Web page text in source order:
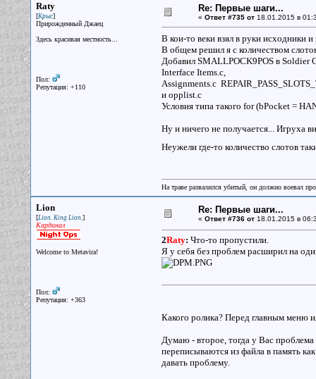
Raty
[Крыс]
Прирожденный Джаец
Здесь красивая местность...
Пол:
Репутация: +110
Re: Первые шаги...
« Ответ #735 от18.01.2015 в
В кои-то веки взял в руки исходники и
В общем решил я с количеством
Добавил SMALLPOCK9POS в Soldier
Interface Items.c,
Assignments.c
и opplist.c
Условия типа такого for (bPocket =
Ну и ничего не получается... Игруха
Неужели где-то количество слотов
На траве развалился убитый, он должно воевал
Lion
[Lion. King Lion.]
Кардинал
Welcome to Metavira!
Пол:
Репутация: +363
Re: Первые шаги...
« Ответ #736 от18.01.2015 в
2Raty: Что-то пропустили.
Я у себя без проблем расширил на
Какого ролика? Перед главным меню
Думаю - второе, тогда у Вас
переписываются из файла в память
давать проблему.